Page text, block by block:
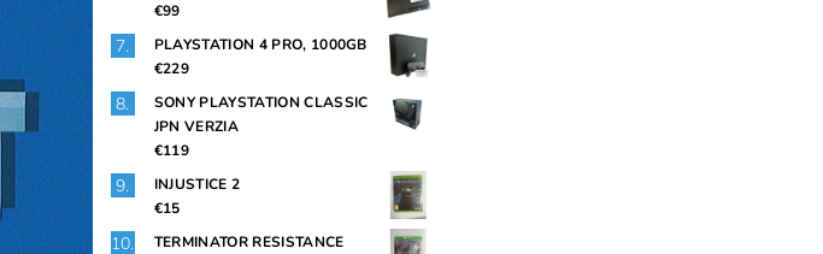
€99
PLAYSTATION 4 PRO, 1000GB
€229
SONY PLAYSTATION CLASSIC
JPN VERZIA
€119
INJUSTICE 2
€15
TERMINATOR RESISTANCE